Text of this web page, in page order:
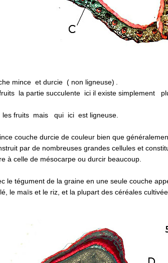
mince et durcie ( non ligneuse) .
la partie succulente ici il existe simplement
fruits mais qui ici est ligneuse.
couche durcie de couleur bien que
par de nombreuses grandes cellules et
à celle de mésocarpe ou durcir beaucoup.
le tégument de la graine en une seule couche
le maïs et le riz, et la plupart des céréales